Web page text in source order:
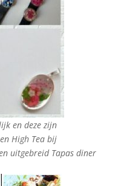
en deze zijn
High Tea bij
uitgebreid Tapas diner